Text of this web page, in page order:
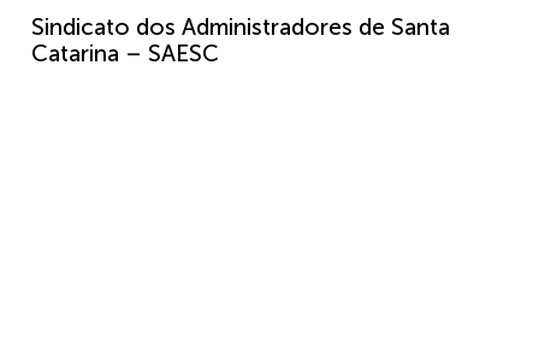
Sindicato dos Administradores de Santa
Catarina – SAESC